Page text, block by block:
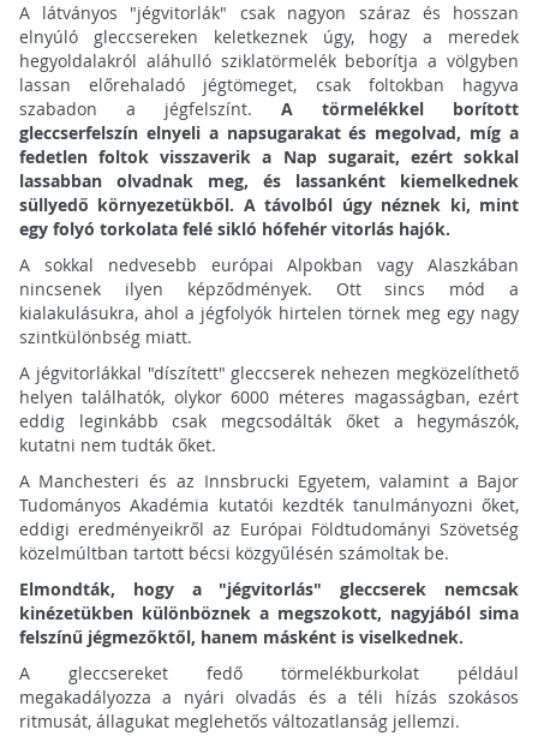
A látványos "jégvitorlák" csak nagyon száraz és hosszan
elnyúló gleccsereken keletkeznek úgy, hogy a meredek
hegyoldalakról aláhulló sziklatörmelék beborítja a völgyben
lassan előrehaladó jégtömeget, csak foltokban hagyva
szabadon a jégfelszínt.A törmelékkel borított
gleccserfelszín elnyeli a napsugarakat és megolvad, míg a
fedetlen foltok visszaverik a Nap sugarait, ezért sokkal
lassabban olvadnak meg, és lassanként kiemelkednek
süllyedő környezetükből. A távolból úgy néznek ki, mint
egy folyó torkolata felé sikló hófehér vitorlás hajók.
A sokkal nedvesebb európai Alpokban vagy Alaszkában
nincsenek ilyen képződmények. Ott sincs mód a
kialakulásukra, ahol a jégfolyók hirtelen törnek meg egy nagy
szintkülönbség miatt.
A jégvitorlákkal "díszített" gleccserek nehezen megközelíthető
helyen találhatók, olykor 6000 méteres magasságban, ezért
eddig leginkább csak megcsodálták őket a hegymászók,
kutatni nem tudták őket.
A Manchesteri és az Innsbrucki Egyetem, valamint a Bajor
Tudományos Akadémia kutatói kezdték tanulmányozni őket,
eddigi eredményeikről az Európai Földtudományi Szövetség
közelmúltban tartott bécsi közgyűlésén számoltak be.
Elmondták, hogy a "jégvitorlás" gleccserek nemcsak
kinézetükben különböznek a megszokott, nagyjából sima
felszínű jégmezőktől, hanem másként is viselkednek.
A gleccsereket fedő törmelékburkolat például
megakadályozza a nyári olvadás és a téli hízás szokásos
ritmusát, állagukat meglehetős változatlanság jellemzi.